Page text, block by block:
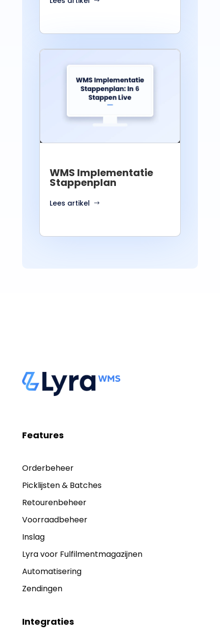
WMS Implementatie
Stappenplan
Lees artikel
Features
Orderbeheer
Picklijsten & Batches
Retourenbeheer
Voorraadbeheer
Inslag
Lyra voor Fulfilmentmagazijnen
Automatisering
Zendingen
Integraties